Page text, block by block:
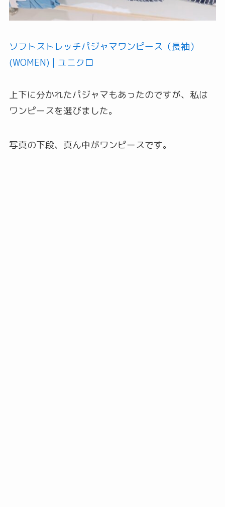
ソフトストレッチパジャマワンピース（長袖）
(WOMEN) | ユニクロ
上下に分かれたパジャマもあったのですが、私は
ワンピースを選びました。
写真の下段、真ん中がワンピースです。